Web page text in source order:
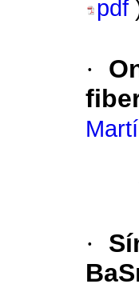
pdf
·
·